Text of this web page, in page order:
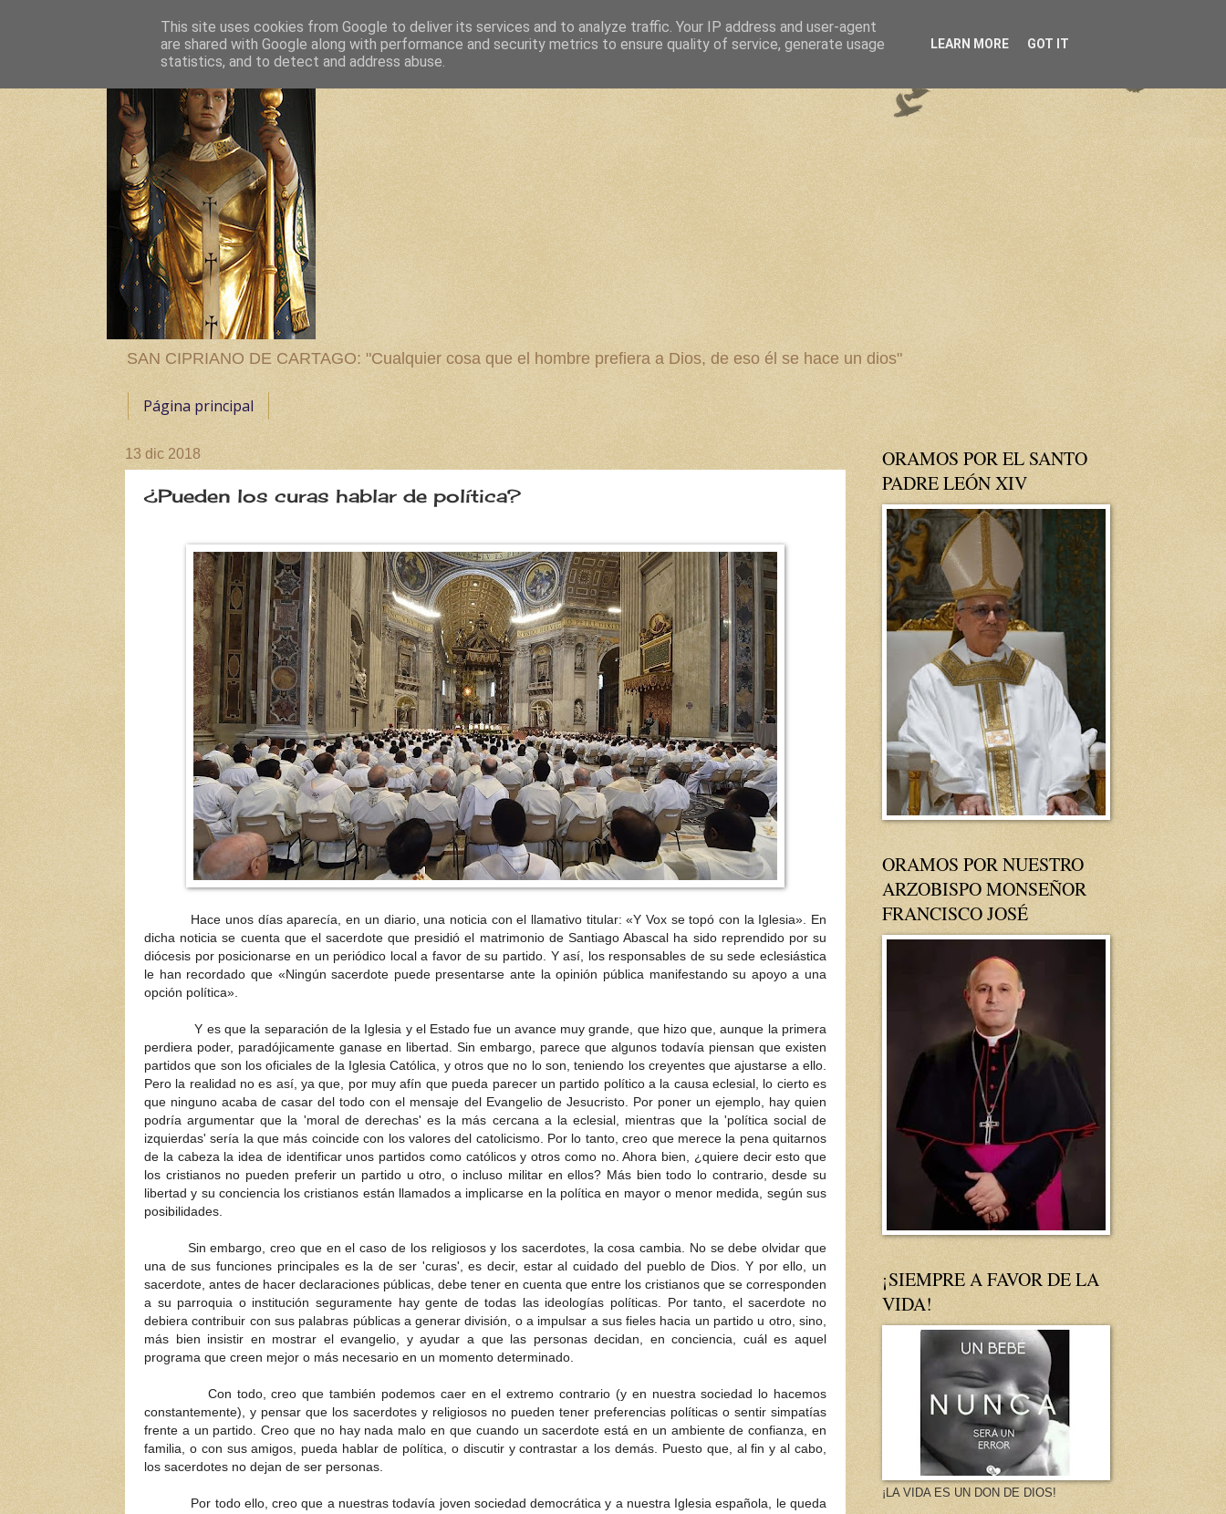
SAN CIPRIANO DE CARTAGO: "Cualquier cosa que el hombre prefiera a Dios, de eso él se hace un dios"
Página principal
13 dic 2018
¿Pueden los curas hablar de política?
Hace unos días aparecía, en un diario, una noticia con el llamativo titular: «Y Vox se topó con la Iglesia». En
dicha noticia se cuenta que el sacerdote que presidió el matrimonio de Santiago Abascal ha sido reprendido por su
diócesis por posicionarse en un periódico local a favor de su partido. Y así, los responsables de su sede eclesiástica
le han recordado que «Ningún sacerdote puede presentarse ante la opinión pública manifestando su apoyo a una
opción política».
Y es que la separación de la Iglesia y el Estado fue un avance muy grande, que hizo que, aunque la primera
perdiera poder, paradójicamente ganase en libertad. Sin embargo, parece que algunos todavía piensan que existen
partidos que son los oficiales de la Iglesia Católica, y otros que no lo son, teniendo los creyentes que ajustarse a ello.
Pero la realidad no es así, ya que, por muy afín que pueda parecer un partido político a la causa eclesial, lo cierto es
que ninguno acaba de casar del todo con el mensaje del Evangelio de Jesucristo. Por poner un ejemplo, hay quien
podría argumentar que la 'moral de derechas' es la más cercana a la eclesial, mientras que la 'política social de
izquierdas' sería la que más coincide con los valores del catolicismo. Por lo tanto, creo que merece la pena quitarnos
de la cabeza la idea de identificar unos partidos como católicos y otros como no. Ahora bien, ¿quiere decir esto que
los cristianos no pueden preferir un partido u otro, o incluso militar en ellos? Más bien todo lo contrario, desde su
libertad y su conciencia los cristianos están llamados a implicarse en la política en mayor o menor medida, según sus
posibilidades.
Sin embargo, creo que en el caso de los religiosos y los sacerdotes, la cosa cambia. No se debe olvidar que
una de sus funciones principales es la de ser 'curas', es decir, estar al cuidado del pueblo de Dios. Y por ello, un
sacerdote, antes de hacer declaraciones públicas, debe tener en cuenta que entre los cristianos que se corresponden
a su parroquia o institución seguramente hay gente de todas las ideologías políticas. Por tanto, el sacerdote no
debiera contribuir con sus palabras públicas a generar división, o a impulsar a sus fieles hacia un partido u otro, sino,
más bien insistir en mostrar el evangelio, y ayudar a que las personas decidan, en conciencia, cuál es aquel
programa que creen mejor o más necesario en un momento determinado.
Con todo, creo que también podemos caer en el extremo contrario (y en nuestra sociedad lo hacemos
constantemente), y pensar que los sacerdotes y religiosos no pueden tener preferencias políticas o sentir simpatías
frente a un partido. Creo que no hay nada malo en que cuando un sacerdote está en un ambiente de confianza, en
familia, o con sus amigos, pueda hablar de política, o discutir y contrastar a los demás. Puesto que, al fin y al cabo,
los sacerdotes no dejan de ser personas.
Por todo ello, creo que a nuestras todavía joven sociedad democrática y a nuestra Iglesia española, le queda
ORAMOS POR EL SANTO
PADRE LEÓN XIV
ORAMOS POR NUESTRO
ARZOBISPO MONSEÑOR
FRANCISCO JOSÉ
¡SIEMPRE A FAVOR DE LA
VIDA!
¡LA VIDA ES UN DON DE DIOS!
This site uses cookies from Google to deliver its services and to analyze traffic. Your IP address and user-agent
are shared with Google along with performance and security metrics to ensure quality of service, generate usage
statistics, and to detect and address abuse.
LEARN MORE GOT IT